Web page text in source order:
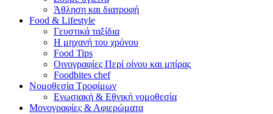
Άθληση και διατροφή
Food & Lifestyle
Γευστικά ταξίδια
Η μηχανή του χρόνου
Food Tips
Οινογραφίες Περί οίνου και μπίρας
Foodbites chef
Νομοθεσία Τροφίμων
Ενωσιακή & Εθνική νομοθεσία
Μονογραφίες & Αφιερώματα